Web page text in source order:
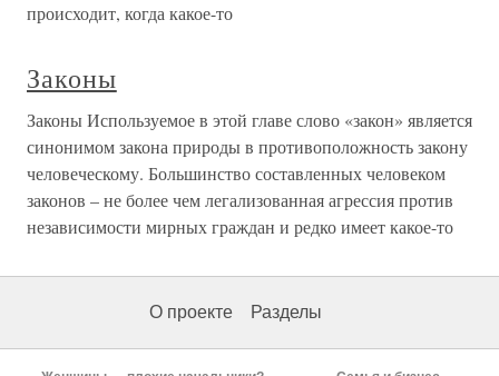
происходит, когда какое-то
Законы
Законы Используемое в этой главе слово «закон» является
синонимом закона природы в противоположность закону
человеческому. Большинство составленных человеком
законов – не более чем легализованная агрессия против
независимости мирных граждан и редко имеет какое-то
О проекте Разделы